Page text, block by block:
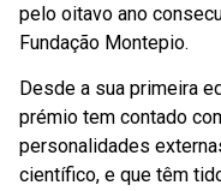
pelo oitavo ano
Fundação Montepio.
Desde a sua primeira
prémio tem contado
personalidades
científico, e que têm